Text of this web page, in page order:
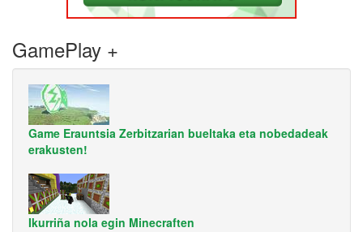
GamePlay +
Game Erauntsia Zerbitzarian bueltaka eta nobedadeak
erakusten!
Ikurriña nola egin Minecraften